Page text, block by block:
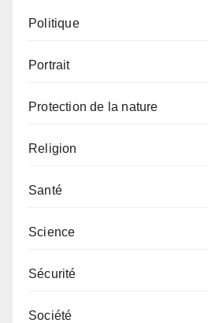
Politique
Portrait
Protection de la nature
Religion
Santé
Science
Sécurité
Société